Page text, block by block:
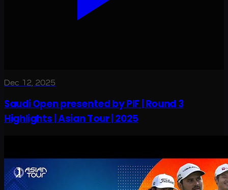
Dec 12, 2025
Saudi Open presented by PIF | Round 3
Highlights | Asian Tour | 2025